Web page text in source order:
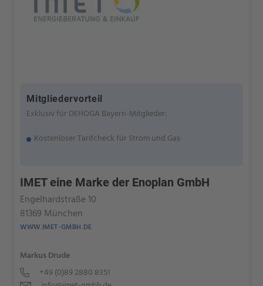
Mitgliedervorteil
Exklusiv für DEHOGA Bayern-Mitglieder:
Kostenloser Tarifcheck für Strom und Gas
IMET eine Marke der Enoplan GmbH
Engelhardstraße 10
81369 München
WWW.IMET-GMBH.DE
Markus Drude
+49 (0)89 2880 8351